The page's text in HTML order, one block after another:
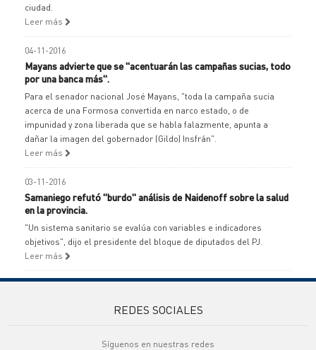
ciudad.
Leer más
04-11-2016
Mayans advierte que se "acentuarán las campañas sucias, todo
por una banca más".
Para el senador nacional José Mayans, "toda la campaña sucia
acerca de una Formosa convertida en narco estado, o de
impunidad y zona liberada que se habla falazmente, apunta a
dañar la imagen del gobernador (Gildo) Insfrán".
Leer más
03-11-2016
Samaniego refutó "burdo" análisis de Naidenoff sobre la salud
en la provincia.
"Un sistema sanitario se evalúa con variables e indicadores
objetivos", dijo el presidente del bloque de diputados del PJ.
Leer más
REDES SOCIALES
Síguenos en nuestras redes